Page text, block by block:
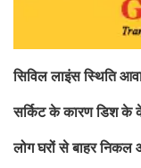
सिविल लाइंस स्थिति
सर्किट के कारण डिश
लोग घरोंसे बाहर निकल